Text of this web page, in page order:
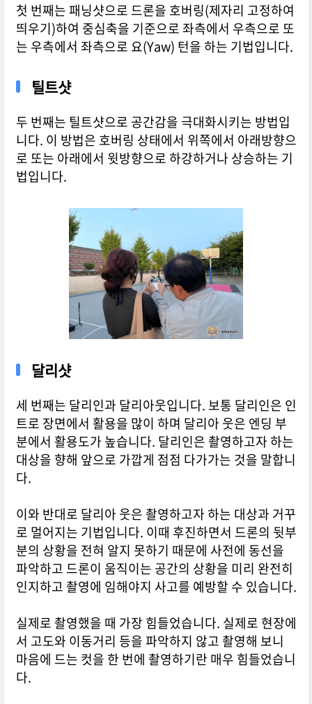
첫 번째는 패닝샷으로 드론을 호버링(제자리 고정하여
띄우기)하여 중심축을 기준으로 좌측에서 우측으로 또
는 우측에서 좌측으로 요(Yaw) 턴을 하는 기법입니다.
틸트샷
두 번째는 틸트샷으로 공간감을 극대화시키는 방법입
니다. 이 방법은 호버링 상태에서 위쪽에서 아래방향으
로 또는 아래에서 윗방향으로 하강하거나 상승하는 기
법입니다.
달리샷
세 번째는 달리인과 달리아웃입니다. 보통 달리인은 인
트로 장면에서 활용을 많이 하며 달리아 웃은 엔딩 부
분에서 활용도가 높습니다. 달리인은 촬영하고자 하는
대상을 향해 앞으로 가깝게 점점 다가가는 것을 말합니
다.
이와 반대로 달리아 웃은 촬영하고자 하는 대상과 거꾸
로 멀어지는 기법입니다. 이때 후진하면서 드론의 뒷부
분의 상황을 전혀 알지 못하기 때문에 사전에 동선을
파악하고 드론이 움직이는 공간의 상황을 미리 완전히
인지하고 촬영에 임해야지 사고를 예방할 수 있습니다.
실제로 촬영했을 때 가장 힘들었습니다. 실제로 현장에
서 고도와 이동거리 등을 파악하지 않고 촬영해 보니
마음에 드는 컷을 한 번에 촬영하기란 매우 힘들었습니
다.